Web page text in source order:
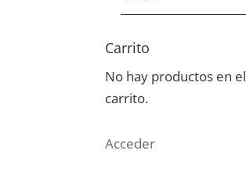
Carrito
No hay productos en el
carrito.
Acceder